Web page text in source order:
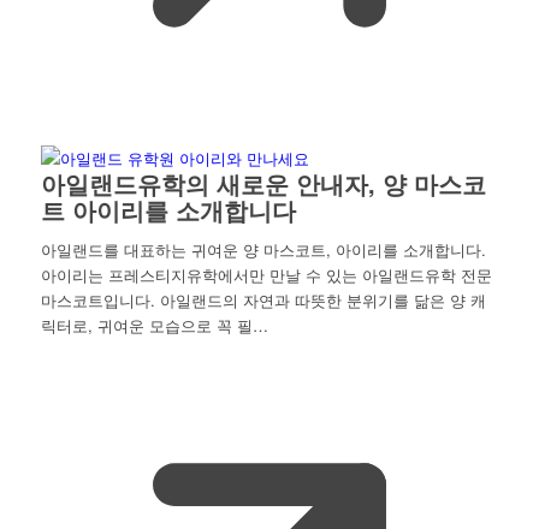
아일랜드유학의 새로운 안내자, 양 마스코
트 아이리를 소개합니다
아일랜드를 대표하는 귀여운 양 마스코트, 아이리를 소개합니다.
아이리는 프레스티지유학에서만 만날 수 있는 아일랜드유학 전문
마스코트입니다. 아일랜드의 자연과 따뜻한 분위기를 닮은 양 캐
릭터로, 귀여운 모습으로 꼭 필…